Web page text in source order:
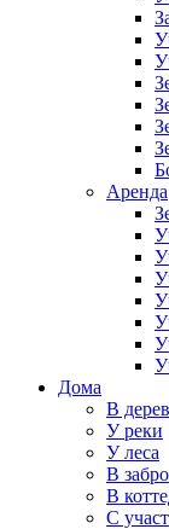
Аренда
Дома
В
У реки
У леса
В
В
С